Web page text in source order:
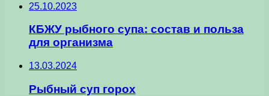
25.10.2023
КБЖУ рыбного супа: состав и польза
для организма
13.03.2024
Рыбный суп горох